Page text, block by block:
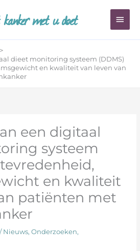
met u doet
dieet monitoring systeem (DDMS)
en kwaliteit van leven van
een digitaal
systeem
en kwaliteit
patiënten met
/ Nieuws, Onderzoeken,